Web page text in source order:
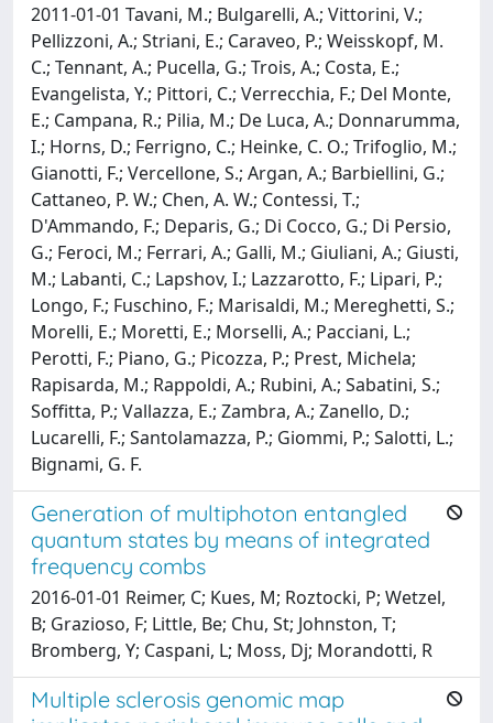
2011-01-01 Tavani, M.; Bulgarelli, A.; Vittorini, V.;
Pellizzoni, A.; Striani, E.; Caraveo, P.; Weisskopf, M.
C.; Tennant, A.; Pucella, G.; Trois, A.; Costa, E.;
Evangelista, Y.; Pittori, C.; Verrecchia, F.; Del Monte,
E.; Campana, R.; Pilia, M.; De Luca, A.; Donnarumma,
I.; Horns, D.; Ferrigno, C.; Heinke, C. O.; Trifoglio, M.;
Gianotti, F.; Vercellone, S.; Argan, A.; Barbiellini, G.;
Cattaneo, P. W.; Chen, A. W.; Contessi, T.;
D'Ammando, F.; Deparis, G.; Di Cocco, G.; Di Persio,
G.; Feroci, M.; Ferrari, A.; Galli, M.; Giuliani, A.; Giusti,
M.; Labanti, C.; Lapshov, I.; Lazzarotto, F.; Lipari, P.;
Longo, F.; Fuschino, F.; Marisaldi, M.; Mereghetti, S.;
Morelli, E.; Moretti, E.; Morselli, A.; Pacciani, L.;
Perotti, F.; Piano, G.; Picozza, P.; Prest, Michela;
Rapisarda, M.; Rappoldi, A.; Rubini, A.; Sabatini, S.;
Soffitta, P.; Vallazza, E.; Zambra, A.; Zanello, D.;
Lucarelli, F.; Santolamazza, P.; Giommi, P.; Salotti, L.;
Bignami, G. F.
Generation of multiphoton entangled
quantum states by means of integrated
frequency combs
2016-01-01 Reimer, C; Kues, M; Roztocki, P; Wetzel,
B; Grazioso, F; Little, Be; Chu, St; Johnston, T;
Bromberg, Y; Caspani, L; Moss, Dj; Morandotti, R
Multiple sclerosis genomic map